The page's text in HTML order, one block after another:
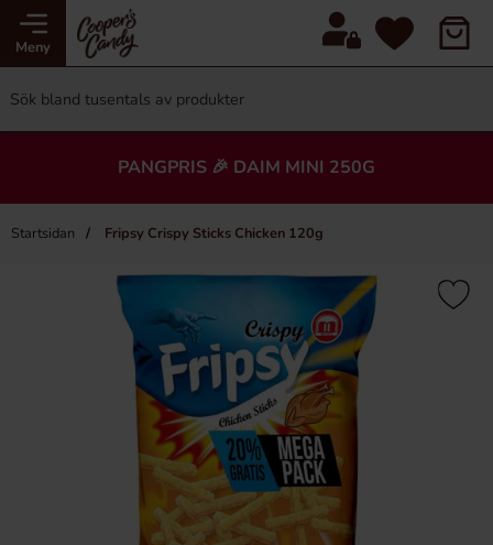
Meny
PANGPRIS 🎉 DAIM MINI 250G
Startsidan Fripsy Crispy Sticks Chicken 120g